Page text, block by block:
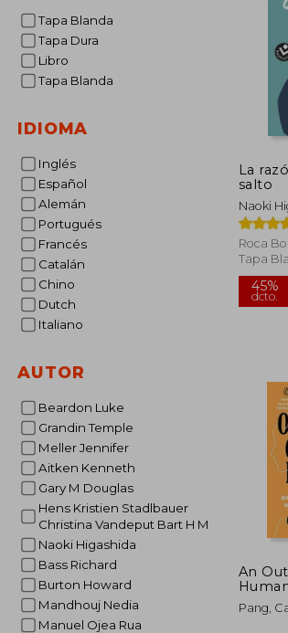
Tapa Blanda
Tapa Dura
Libro
Tapa Blanda
IDIOMA
Inglés
Español
Alemán
Portugués
Francés
Catalán
Chino
Dutch
Italiano
AUTOR
Beardon Luke
Grandin Temple
Meller Jennifer
Aitken Kenneth
Gary M Douglas
Hens Kristien Stadlbauer
Christina Vandeput Bart H M
Naoki Higashida
Bass Richard
Burton Howard
Mandhouj Nedia
Manuel Ojea Rua
La
salto
Naoki
Roca
Tapa
An
About
Pang,